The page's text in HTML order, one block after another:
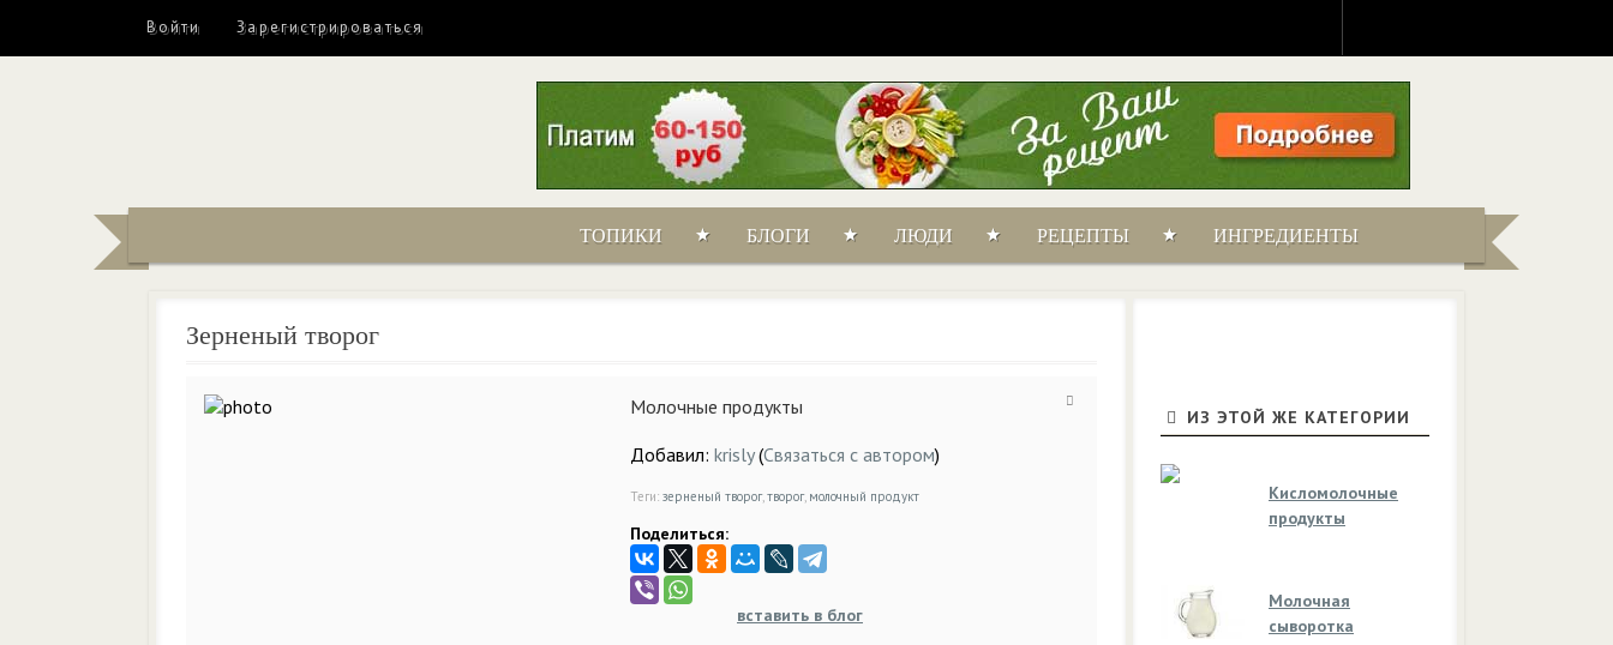
Войти Зарегистрироваться
ТОПИКИ БЛОГИ ЛЮДИ РЕЦЕПТЫ ИНГРЕДИЕНТЫ
Зерненый творог
Молочные продукты
Добавил: krisly(Связаться с автором)
Теги: зерненый творог,творог, молочный продукт
Поделиться:
вставить в блог
ИЗ ЭТОЙ ЖЕ КАТЕГОРИИ
Кисломолочные
продукты
Молочная
сыворотка